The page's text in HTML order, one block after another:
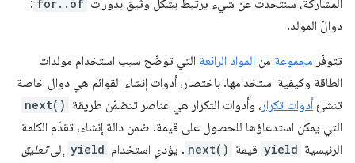
المشاركة، سنتحدث عن شيء يرتبط بشكل وثيق بدورات for..of
:
دوالّ المولد.
تتوفّر مجموعة من المواد الرائعة التي توضّح سبب استخدام مولدات
الطاقة وكيفية استخدامها. باختصار، أدوات إنشاء القوائم هي دوال خاصة
تنشئ أدوات تكرار ، وأدوات التكرار هي عناصر تتضمّن طريقة next()
التي يمكن استدعاؤها للحصول على قيمة. ضمن دالة إنشاء، تقدّم الكلمة
الرئيسية yield قيمة next() . يؤدي استخدام yield إلىتعليق